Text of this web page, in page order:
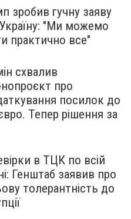
зробив гучну заяву
"Ми можемо
практично все"
схвалив
про
посилок до
Тепер рішення за
в ТЦК по всій
Генштаб заявив про
толерантність до